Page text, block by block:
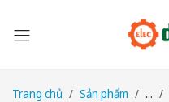
Trang chủ Sản phẩm ...